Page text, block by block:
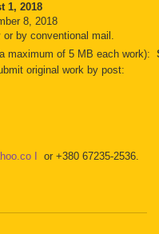
1, 2018
8, 2018
by conventional mail.
maximum of 5 MB each work):
original work by post:
I or +380 67235-2536.